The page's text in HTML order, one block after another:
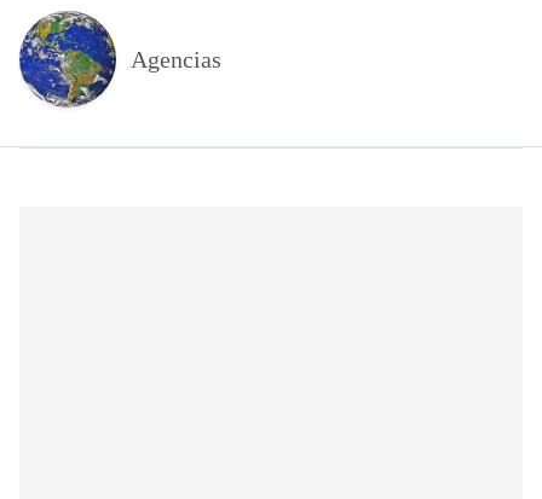
Agencias